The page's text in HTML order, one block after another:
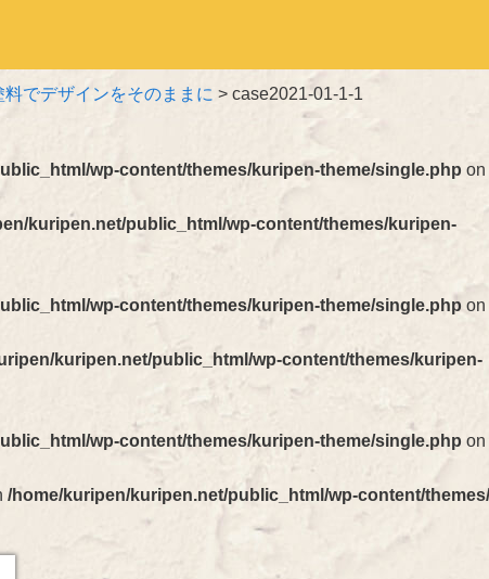
でデザインをそのままに >case2021-01-1-1
wp-content/themes/kuripen-theme/single.php on
kuripen.net/public_html/wp-content/themes/kuripen-
wp-content/themes/kuripen-theme/single.php on
kuripen.net/public_html/wp-content/themes/kuripen-
wp-content/themes/kuripen-theme/single.php on
/home/kuripen/kuripen.net/public_html/wp-content/